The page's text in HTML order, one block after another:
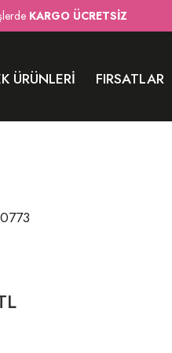
KARGO ÜCRETSİZ
ÜRÜNLERI FIRSATLAR